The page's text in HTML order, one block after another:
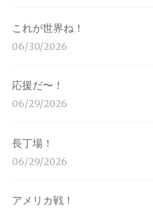
これが世界ね！
06/30/2026
応援だ〜！
06/29/2026
長丁場！
06/29/2026
アメリカ戦！